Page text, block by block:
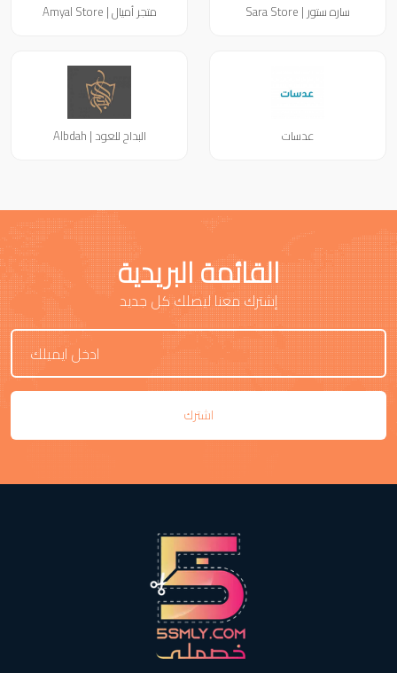
ساره ستور | Sara Store متجر أميال | Amyal Store
عدسات البداح للعود | Albdah
القائمة البريدية
إشترك معنا ليصلك كل جديد
اشترك